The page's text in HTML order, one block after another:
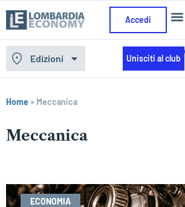
Accedi
Edizioni Unisciti al club
Home » Meccanica
Meccanica
ECONOMIA